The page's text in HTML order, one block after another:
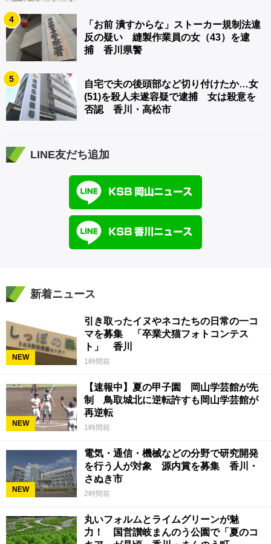
4
「お前 潰すからな」ストーカー規制法違
反の疑い 縫製作業員の女（43）を逮
捕 香川県警
5
自宅で夫の後頭部など切り付けたか…女
(51)を殺人未遂容疑で逮捕 女は殺意を
否認 香川・高松市
LINE友だち追加
新着ニュース
NEW
引き取ったイヌやネコたちの日常の一コ
マを募集 「卒業犬猫フォトコンテス
ト」 香川
1時間前
NEW
【速報中】夏の甲子園 岡山学芸館が先
制 鳥取城北に逆転許すも岡山学芸館が
再逆転
1時間前
NEW
電気・通信・機械などの分野で研究開発
を行う人が対象 源内賞を募集 香川・
さぬき市
2時間前
丸いフォルムとライムグリーンが魅
力！ 国営讃岐まんのう公園で「夏のコ